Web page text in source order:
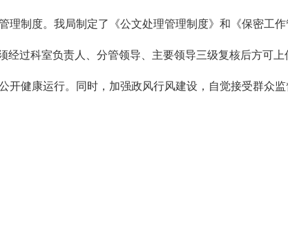
制度。我局制定了《公文处理管理制度》和《保密工
过科室负责人、分管领导、主要领导三级复核后方可
健康运行。同时，加强政风行风建设，自觉接受群众